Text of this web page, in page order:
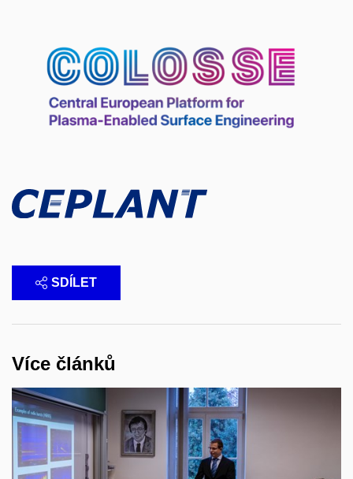
SDÍLET
Více článků